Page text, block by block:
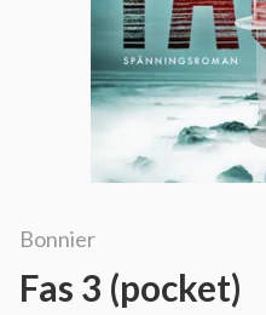
Bonnier
Fas 3 (pocket)